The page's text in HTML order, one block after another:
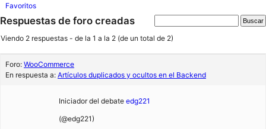
Favoritos
Respuestas de foro creadas
Viendo 2 respuestas - de la 1 a la 2 (de un total de 2)
Foro: WooCommerce
En respuesta a: Artículos duplicados y ocultos en el Backend
Iniciador del debate edg221
(@edg221)